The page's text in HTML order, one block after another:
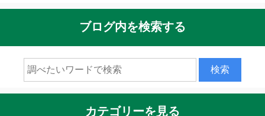
ブログ内を検索する
カテゴリーを見る